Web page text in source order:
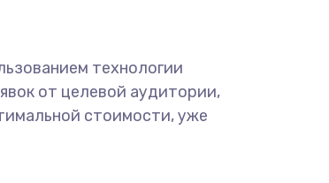
технологии
от целевой аудитории,
стоимости, уже